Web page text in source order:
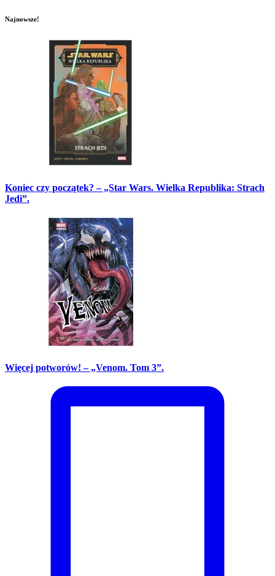
Najnowsze!
Koniec czy początek? – „Star Wars. Wielka Republika: Strach
Jedi”.
Więcej potworów! – „Venom. Tom 3”.